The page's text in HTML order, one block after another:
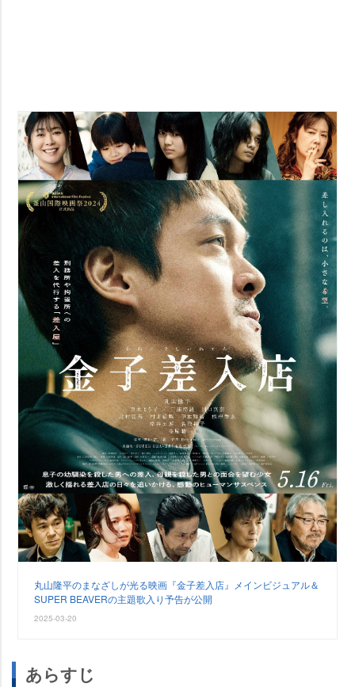
丸山隆平のまなざしが光る映画『金子差入店』メインビジュアル＆
SUPER BEAVERの主題歌入り予告が公開
2025-03-20
あらすじ